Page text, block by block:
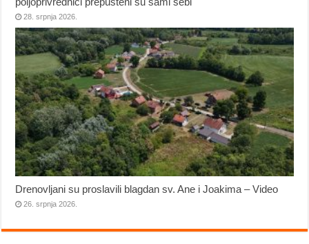
28. srpnja 2026.
Drenovljani su proslavili blagdan sv. Ane i Joakima – Video
26. srpnja 2026.